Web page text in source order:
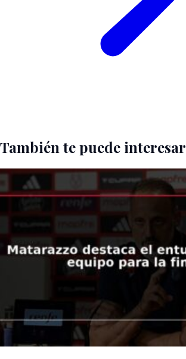
También te puede interesar